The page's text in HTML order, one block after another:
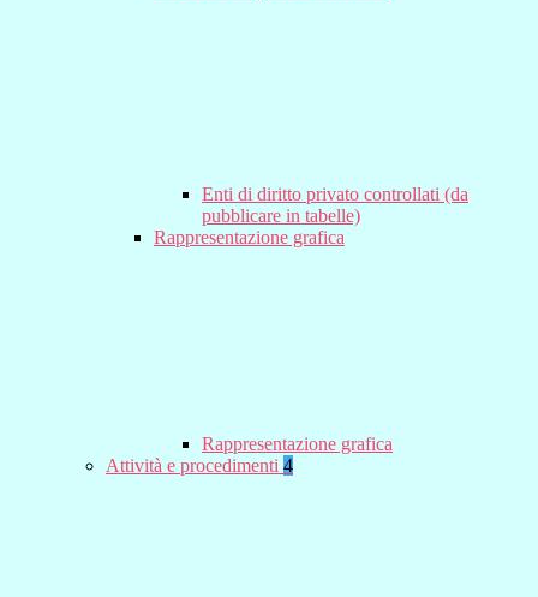
Enti di diritto privato controllati (da
pubblicare in tabelle)
Rappresentazione grafica
Rappresentazione grafica
Attività e procedimenti 4